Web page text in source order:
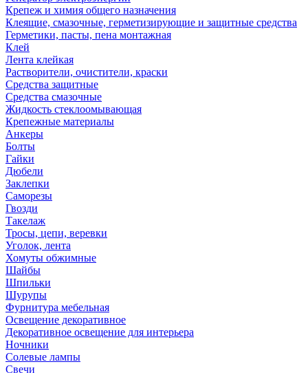
Крепеж и химия общего назначения
Клеящие, смазочные, герметизирующие и защитные средства
Герметики, пасты, пена монтажная
Клей
Лента клейкая
Растворители, очистители, краски
Средства защитные
Средства смазочные
Жидкость стеклоомывающая
Крепежные материалы
Анкеры
Болты
Гайки
Дюбели
Заклепки
Саморезы
Гвозди
Такелаж
Тросы, цепи, веревки
Уголок, лента
Хомуты обжимные
Шайбы
Шпильки
Шурупы
Фурнитура мебельная
Освещение декоративное
Декоративное освещение для интерьера
Ночники
Солевые лампы
Свечи